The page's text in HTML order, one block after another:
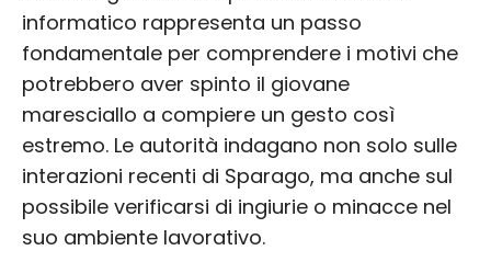
informatico rappresenta un passo
fondamentale per comprendere i motivi che
potrebbero aver spinto il giovane
maresciallo a compiere un gesto così
estremo. Le autorità indagano non solo sulle
interazioni recenti di Sparago, ma anche sul
possibile verificarsi di ingiurie o minacce nel
suo ambiente lavorativo.